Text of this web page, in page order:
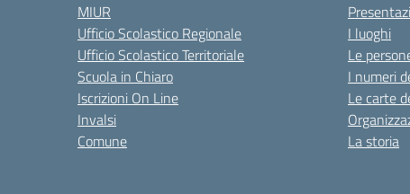
MIUR
Ufficio Scolastico Regionale
Ufficio Scolastico Territoriale
Scuola in Chiaro
Iscrizioni On Line
Invalsi
Comune
I luoghi
Le
I numeri
Le carte
La storia